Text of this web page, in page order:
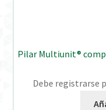
Pilar Multiunit®
Debe registrarse